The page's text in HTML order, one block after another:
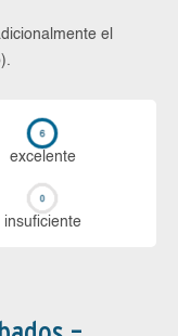
el
ex­ce­len­te
in­su­fi­cien­te